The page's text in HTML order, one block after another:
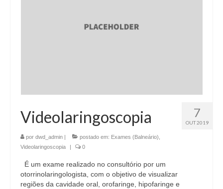
7
OUT 2019
Videolaringoscopia
por dwd_admin | postado em: Exames (Balneário)
Videolaringoscopia
| 0
É um exame realizado no consultório por um
otorrinolaringologista, com o objetivo de visualizar
regiões da cavidade oral, orofaringe, hipofaringe e